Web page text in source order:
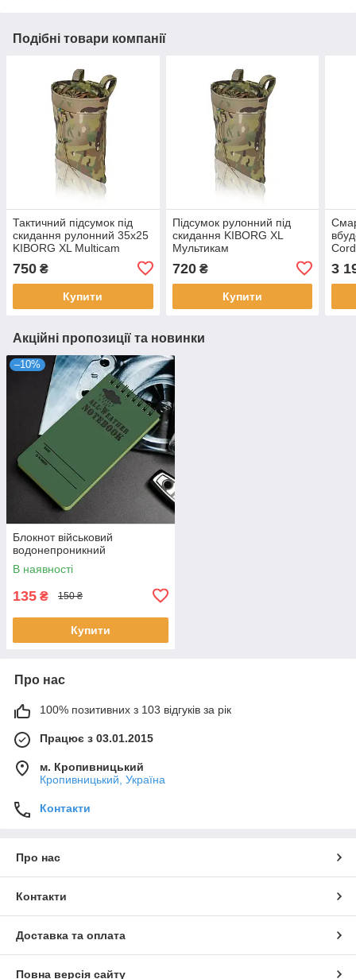
Подібні товари компанії
Тактичний підсумок під
скидання рулонний 35x25
KIBORG XL Multicam
750 ₴
Купити
Підсумок рулонний під
скидання KIBORG XL
Мультикам
720₴
Купити
3
Акційні пропозиції та новинки
–10%
Блокнот військовий
водонепроникний
В наявності
135 ₴ 150 ₴
Купити
Про нас
100% позитивних з 103 відгуків за рік
Працює з 03.01.2015
м. Кропивницький
Кропивницький, Україна
Контакти
Про нас
Контакти
Доставка та оплата
Повна версія сайту